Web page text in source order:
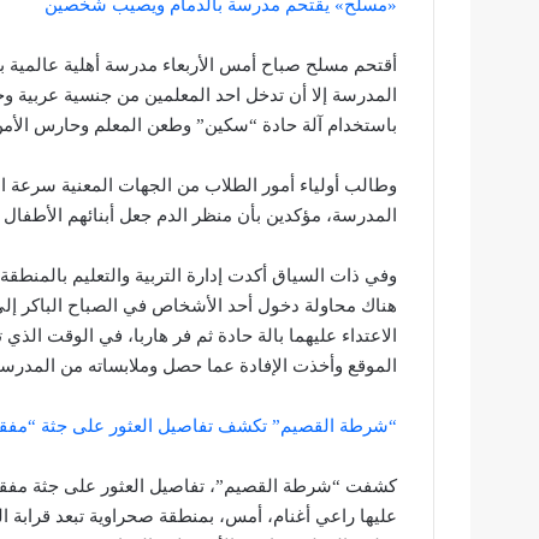
«مسلح» يقتحم مدرسة بالدمام ويصيب شخصين
أقتحم مسلح صباح أمس الأربعاء مدرسة أهلية
المدرسة إلا أن تدخل احد المعلمين من جنسية
باستخدام آلة حادة “سكين” وطعن المعلم وحارس الأمن
وطالب أولياء أمور الطلاب من الجهات المعنية
المدرسة، مؤكدين بأن منظر الدم جعل أبنائهم
وفي ذات السياق أكدت إدارة التربية والتعليم
هناك محاولة دخول أحد الأشخاص في الصباح الباكر
الاعتداء عليهما بالة حادة ثم فر هاربا، في الوقت
الموقع وأخذت الإفادة عما حصل وملابساته من
“شرطة القصيم” تكشف تفاصيل العثور على جثة